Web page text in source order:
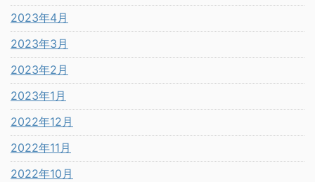
2023年4月
2023年3月
2023年2月
2023年1月
2022年12月
2022年11月
2022年10月